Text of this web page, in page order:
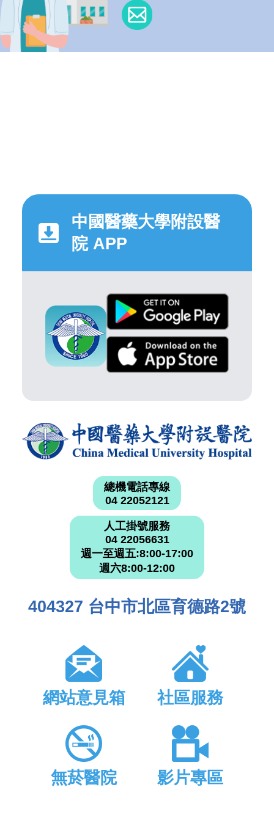
中國醫藥大學附設醫
院 APP
總機電話專線
04 22052121
人工掛號服務
04 22056631
週一至週五:8:00-17:00
週六8:00-12:00
404327 台中市北區育德路2號
網站意見箱 社區服務
無菸醫院 影片專區